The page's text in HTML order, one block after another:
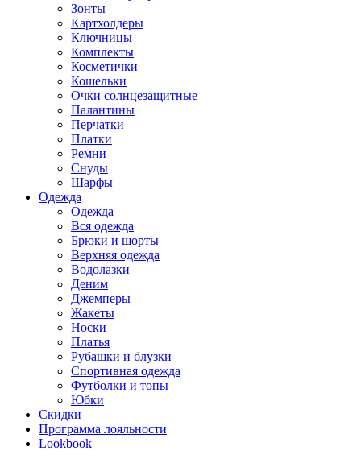
Зонты
Картхолдеры
Ключницы
Комплекты
Косметички
Кошельки
Очки солнцезащитные
Палантины
Перчатки
Платки
Ремни
Снуды
Шарфы
Одежда
Одежда
Вся одежда
Брюки и шорты
Верхняя одежда
Водолазки
Деним
Джемперы
Жакеты
Носки
Платья
Рубашки и блузки
Спортивная одежда
Футболки и топы
Юбки
Скидки
Программа лояльности
Lookbook